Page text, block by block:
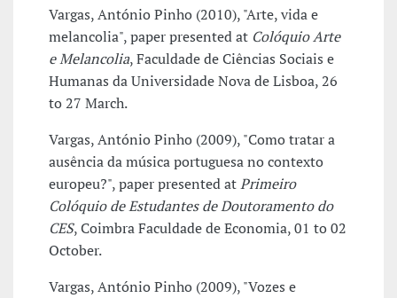
Vargas, António Pinho (2010), "Arte, vida e
melancolia", paper presented at Colóquio Arte
e Melancolia, Faculdade de Ciências Sociais e
Humanas da Universidade Nova de Lisboa, 26
to 27 March.
Vargas, António Pinho (2009), "Como tratar a
ausência da música portuguesa no contexto
europeu?", paper presented atPrimeiro
Colóquio de Estudantes de Doutoramento do
CES, Coimbra Faculdade de Economia, 01 to 02
October.
Vargas, António Pinho (2009), "Vozes e